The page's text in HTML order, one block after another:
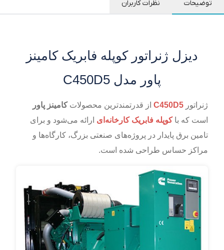
توضیحات نظرات کاربران
دیزل ژنراتور کوپله فابریک کامینز
پاور مدل C450D5
ژنراتور C450D5 از قدرتمندترین محصولاتکامینز پاور
است که باکوپله فابریک کارخانه‌ای ارائه می‌شود و برای
تامین برق پایدار در پروژه‌های صنعتی بزرگ، کارگاه‌ها و
مراکز حساس طراحی شده است.